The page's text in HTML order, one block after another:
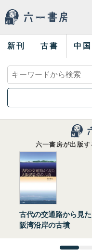
新刊 古書 中
六一書房が出版す
古代の交通路から見
阪湾沿岸の古墳